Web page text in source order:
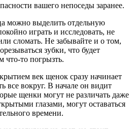
вашего непоседы заранее.
можно выделить отдельную
играть и исследовать, не
сломать. Не забывайте и о том,
зубки, что будет
что-то погрызть.
век щенок сразу начинает
все вокруг. В начале он видит
щенки могут не различать даже
глазами, могут оставаться
времени.